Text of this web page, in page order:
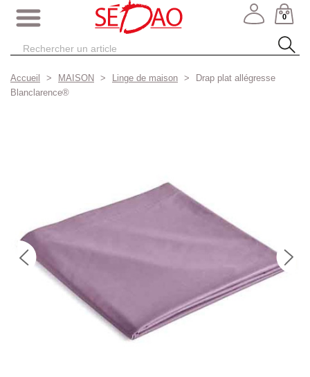
0
Accueil MAISON Linge de maison
Drap plat allégresse
Blanclarence®